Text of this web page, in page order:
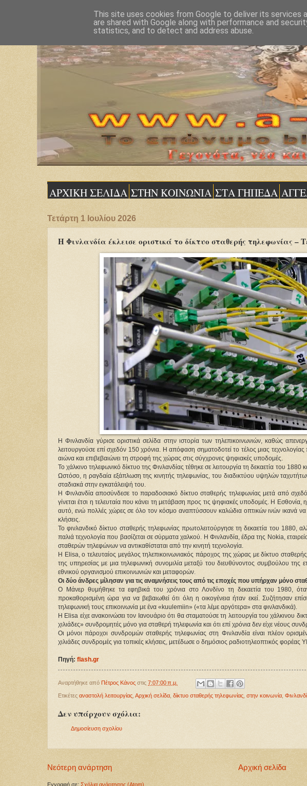
ΑΡΧΙΚΗ ΣΕΛΙΔΑ ΣΤΗΝ ΚΟΙΝΩΝΙΑ ΣΤΑ ΓΗΠΕΔΑ
Τετάρτη 1 Ιουλίου 2026
Η Φινλανδία έκλεισε οριστικά το δίκτυο σταθερής τηλεφωνίας –
Η Φινλανδία γύρισε οριστικά σελίδα στην ιστορία των τηλεπικοινωνιών, καθώς
λειτουργούσε επί σχεδόν 150 χρόνια. Η απόφαση σηματοδοτεί το τέλος μιας
αιώνα και επιβεβαιώνει τη στροφή της χώρας στις σύγχρονες ψηφιακές υποδομές.
Το χάλκινο τηλεφωνικό δίκτυο της Φινλανδίας τέθηκε σε λειτουργία τη δεκαετία του 1880
Ωστόσο, η ραγδαία εξάπλωση της κινητής τηλεφωνίας, του διαδικτύου υψηλών
σταδιακά στην εγκατάλειψή του.
Η Φινλανδία αποσύνδεσε το παραδοσιακό δίκτυο σταθερής τηλεφωνίας μετά από
γίνεται έτσι η τελευταία που κάνει τη μετάβαση προς τις ψηφιακές υποδομές. Η
αυτό, ενώ πολλές χώρες σε όλο τον κόσμο αναπτύσσουν καλώδια οπτικών ινών ικανά να
κλήσεις.
Το φινλανδικό δίκτυο σταθερής τηλεφωνίας πρωτολειτούργησε τη δεκαετία του 1880,
παλιά τεχνολογία που βασίζεται σε σύρματα χαλκού. Η Φινλανδία, έδρα της Nokia,
σταθερών τηλεφώνων να αντικαθίσταται από την κινητή τεχνολογία.
Η Elisa, ο τελευταίος μεγάλος τηλεπικοινωνιακός πάροχος της χώρας με δίκτυο
της υπηρεσίας με μια τηλεφωνική συνομιλία μεταξύ του διευθύνοντος συμβούλου της
εθνικού οργανισμού επικοινωνιών και μεταφορών.
Οι δύο άνδρες μίλησαν για τις αναμνήσεις τους από τις εποχές που υπήρχαν μόνο
Ο Μάνερ θυμήθηκε τα εφηβικά του χρόνια στο Λονδίνο τη δεκαετία του 1980,
προκαθορισμένη ώρα για να βεβαιωθεί ότι όλη η οικογένεια ήταν εκεί. Συζήτησαν
τηλεφωνική τους επικοινωνία με ένα «kuulemiin» («τα λέμε αργότερα» στα φινλανδικά).
Η Elisa είχε ανακοινώσει τον Ιανουάριο ότι θα σταματούσε τη λειτουργία του χάλκινου
χιλιάδες» συνδρομητές μόνο για σταθερή τηλεφωνία και ότι επί χρόνια δεν είχε νέους
Οι μόνοι πάροχοι συνδρομών σταθερής τηλεφωνίας στη Φινλανδία είναι πλέον
χιλιάδες συνδρομές για τοπικές κλήσεις, μετέδωσε ο δημόσιος ραδιοτηλεοπτικός φορέας
Πηγή: flash.gr
Αναρτήθηκε από Πέτρος Κάνος στις 7:07:00 π.μ.
Ετικέτες αναστολή λειτουργίας Αρχική σελίδα δίκτυο σταθερής τηλεφωνίας στην κοινωνία
Δεν υπάρχουν σχόλια:
Δημοσίευση σχολίου
Νεότερη ανάρτηση Αρχική σελίδα
Εγγραφή σε: Σχόλια ανάρτησης (Atom)
This site uses cookies from Google to deliver its services
are shared with Google along with performance and
statistics, and to detect and address abuse.